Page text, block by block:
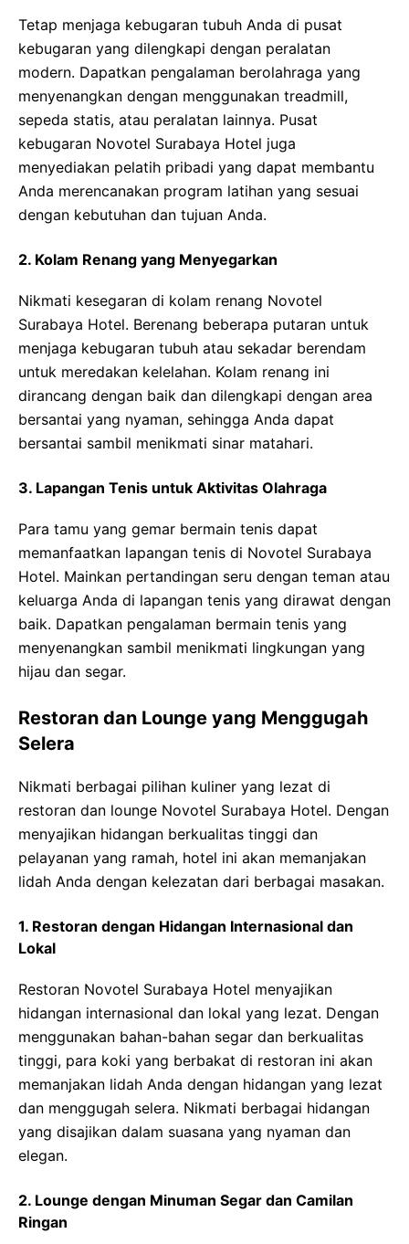
Tetap menjaga kebugaran tubuh Anda di pusat
kebugaran yang dilengkapi dengan peralatan
modern. Dapatkan pengalaman berolahraga yang
menyenangkan dengan menggunakan treadmill,
sepeda statis, atau peralatan lainnya. Pusat
kebugaran Novotel Surabaya Hotel juga
menyediakan pelatih pribadi yang dapat membantu
Anda merencanakan program latihan yang sesuai
dengan kebutuhan dan tujuan Anda.
2. Kolam Renang yang Menyegarkan
Nikmati kesegaran di kolam renang Novotel
Surabaya Hotel. Berenang beberapa putaran untuk
menjaga kebugaran tubuh atau sekadar berendam
untuk meredakan kelelahan. Kolam renang ini
dirancang dengan baik dan dilengkapi dengan area
bersantai yang nyaman, sehingga Anda dapat
bersantai sambil menikmati sinar matahari.
3. Lapangan Tenis untuk Aktivitas Olahraga
Para tamu yang gemar bermain tenis dapat
memanfaatkan lapangan tenis di Novotel Surabaya
Hotel. Mainkan pertandingan seru dengan teman atau
keluarga Anda di lapangan tenis yang dirawat dengan
baik. Dapatkan pengalaman bermain tenis yang
menyenangkan sambil menikmati lingkungan yang
hijau dan segar.
Restoran dan Lounge yang Menggugah
Selera
Nikmati berbagai pilihan kuliner yang lezat di
restoran dan lounge Novotel Surabaya Hotel. Dengan
menyajikan hidangan berkualitas tinggi dan
pelayanan yang ramah, hotel ini akan memanjakan
lidah Anda dengan kelezatan dari berbagai masakan.
1. Restoran dengan Hidangan Internasional dan
Lokal
Restoran Novotel Surabaya Hotel menyajikan
hidangan internasional dan lokal yang lezat. Dengan
menggunakan bahan-bahan segar dan berkualitas
tinggi, para koki yang berbakat di restoran ini akan
memanjakan lidah Anda dengan hidangan yang lezat
dan menggugah selera. Nikmati berbagai hidangan
yang disajikan dalam suasana yang nyaman dan
elegan.
2. Lounge dengan Minuman Segar dan Camilan
Ringan